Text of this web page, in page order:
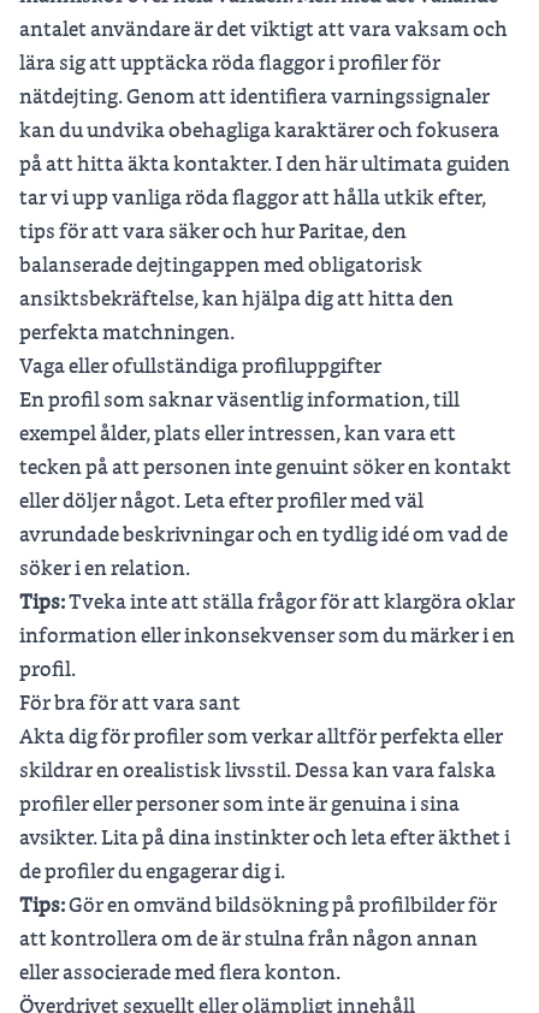
antalet användare är det viktigt att vara vaksam och
lära sig att upptäcka röda flaggor i profiler för
nätdejting. Genom att identifiera varningssignaler
kan du undvika obehagliga karaktärer och fokusera
på att hitta äkta kontakter. I den här ultimata guiden
tar vi upp vanliga röda flaggor att hålla utkik efter,
tips för att vara säker och hur Paritae, den
balanserade dejtingappen med obligatorisk
ansiktsbekräftelse, kan hjälpa dig att hitta den
perfekta matchningen.
Vaga eller ofullständiga profiluppgifter
En profil som saknar väsentlig information, till
exempel ålder, plats eller intressen, kan vara ett
tecken på att personen inte genuint söker en kontakt
eller döljer något. Leta efter profiler med väl
avrundade beskrivningar och en tydlig idé om vad de
söker i en relation.
Tips:Tveka inte att ställa frågor för att klargöra oklar
information eller inkonsekvenser som du märker i en
profil.
För bra för att vara sant
Akta dig för profiler som verkar alltför perfekta eller
skildrar en orealistisk livsstil. Dessa kan vara falska
profiler eller personer som inte är genuina i sina
avsikter. Lita på dina instinkter och leta efter äkthet i
de profiler du engagerar dig i.
Tips:Gör en omvänd bildsökning på profilbilder för
att kontrollera om de är stulna från någon annan
eller associerade med flera konton.
Överdrivet sexuellt eller olämpligt innehåll